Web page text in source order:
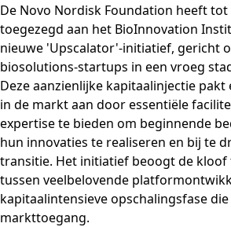
De Novo Nordisk Foundation heeft tot
toegezegd aan het BioInnovation
nieuwe 'Upscalator'-initiatief, gericht
biosolutions-startups in een vroeg
Deze aanzienlijke kapitaalinjectie
in de markt aan door essentiële
expertise te bieden om beginnende
hun innovaties te realiseren en bij te
transitie. Het initiatief beoogt de
tussen veelbelovende
kapitaalintensieve opschalingsfase
markttoegang.